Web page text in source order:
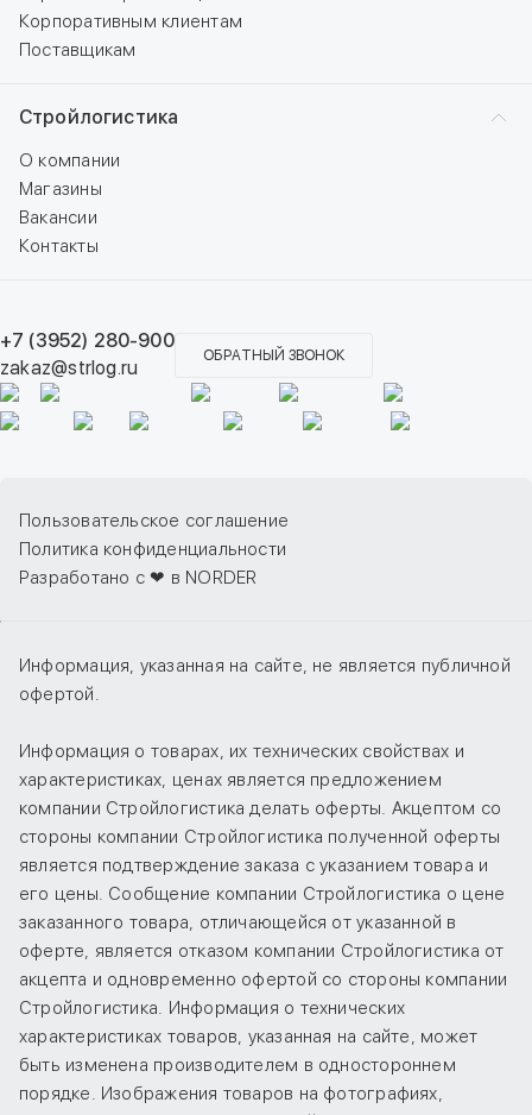
Корпоративным клиентам
Поставщикам
Стройлогистика
О компании
Магазины
Вакансии
Контакты
+7 (3952) 280-900
zakaz@strlog.ru
ОБРАТНЫЙ ЗВОНОК
Пользовательское соглашение
Политика конфиденциальности
Разработано с ❤ в NORDER
Информация, указанная на сайте, не является публичной
офертой.
Информация о товарах, их технических свойствах и
характеристиках, ценах является предложением
компании Стройлогистика делать оферты. Акцептом со
стороны компании Стройлогистика полученной оферты
является подтверждение заказа с указанием товара и
его цены. Сообщение компании Стройлогистика о цене
заказанного товара, отличающейся от указанной в
оферте, является отказом компании Стройлогистика от
акцепта и одновременно офертой со стороны компании
Стройлогистика. Информация о технических
характеристиках товаров, указанная на сайте, может
быть изменена производителем в одностороннем
порядке. Изображения товаров на фотографиях,